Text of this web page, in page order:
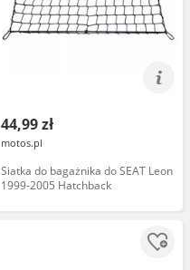
44,99 zł
motos.pl
Siatka do bagażnika do SEAT Leon
1999-2005 Hatchback